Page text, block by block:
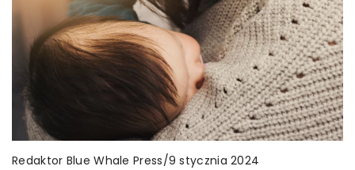
Redaktor Blue Whale Press/9 stycznia 2024